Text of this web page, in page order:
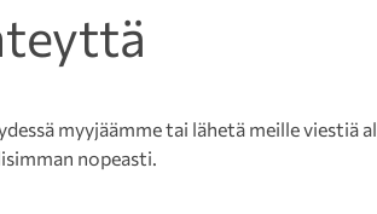
myyjäämme tai lähetä meille viestiä
nopeasti.